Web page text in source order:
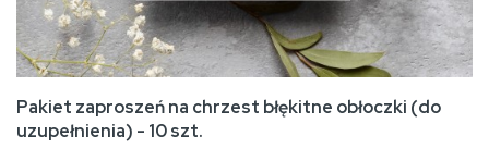
Pakiet zaproszeń na chrzest błękitne obłoczki (do
uzupełnienia) - 10 szt.